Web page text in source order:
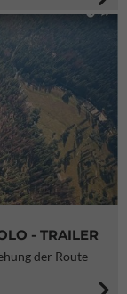
- TRAILER
der Route